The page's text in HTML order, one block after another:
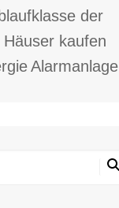
der
kaufen
Alarmanlage